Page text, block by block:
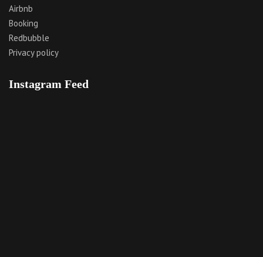
Airbnb
Booking
Redbubble
Privacy policy
Instagram Feed